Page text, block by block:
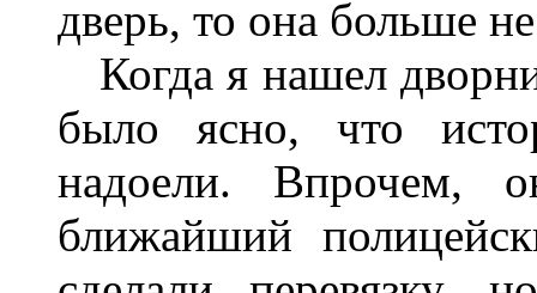
дверь, то она больше
Когда я нашел
было ясно, что
надоели. Впрочем,
ближайший